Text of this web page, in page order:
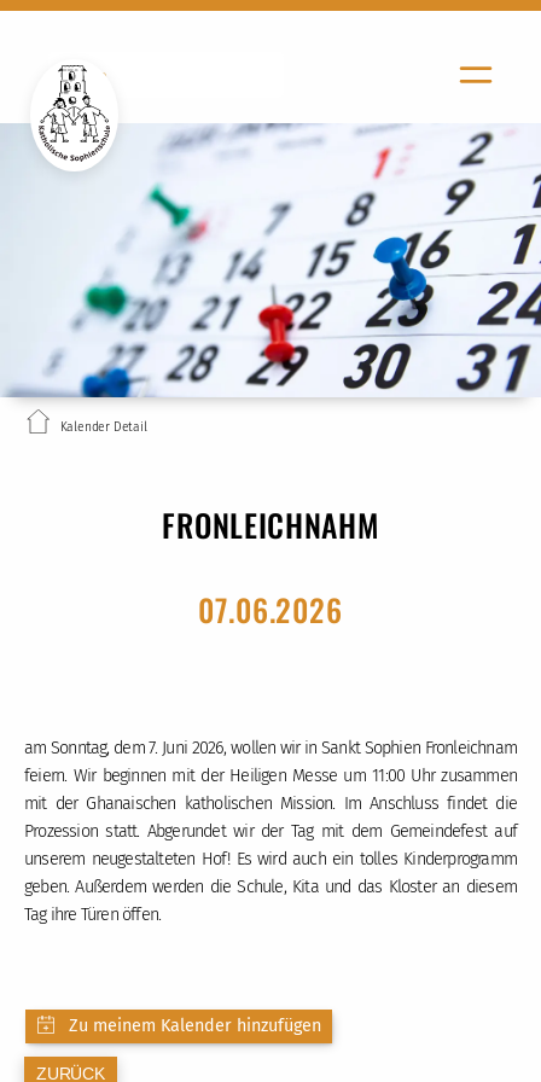
Kalender Detail
FRONLEICHNAHM
07.06.2026
am Sonntag, dem 7. Juni 2026, wollen wir in Sankt Sophien Fronleichnam
feiern. Wir beginnen mit der Heiligen Messe um 11:00 Uhr zusammen
mit der Ghanaischen katholischen Mission. Im Anschluss findet die
Prozession statt. Abgerundet wir der Tag mit dem Gemeindefest auf
unserem neugestalteten Hof! Es wird auch ein tolles Kinderprogramm
geben. Außerdem werden die Schule, Kita und das Kloster an diesem
Tag ihre Türen öffen.
ZURÜCK